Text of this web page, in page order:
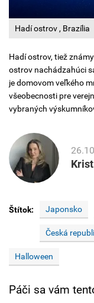
Hadí ostrov , Brazília
Hadí ostrov, tiež
ostrov nachádzahúci
je domovom veľkého
všeobecnosti pre
vybraných
Štítok: Japonsko
Česká
Halloween
Páči sa vám